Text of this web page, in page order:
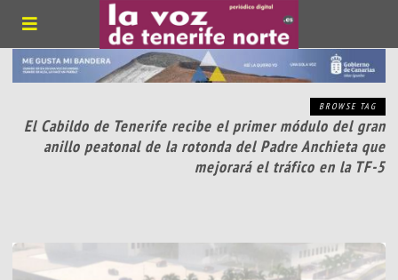
BROWSE TAG
El Cabildo de Tenerife recibe el primer módulo del gran
anillo peatonal de la rotonda del Padre Anchieta que
mejorará el tráfico en la TF-5